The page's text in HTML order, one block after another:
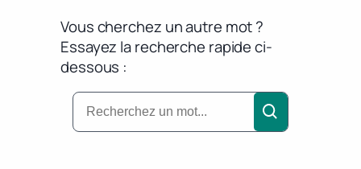
Vous cherchez un autre mot ?
Essayez la recherche rapide ci-
dessous :